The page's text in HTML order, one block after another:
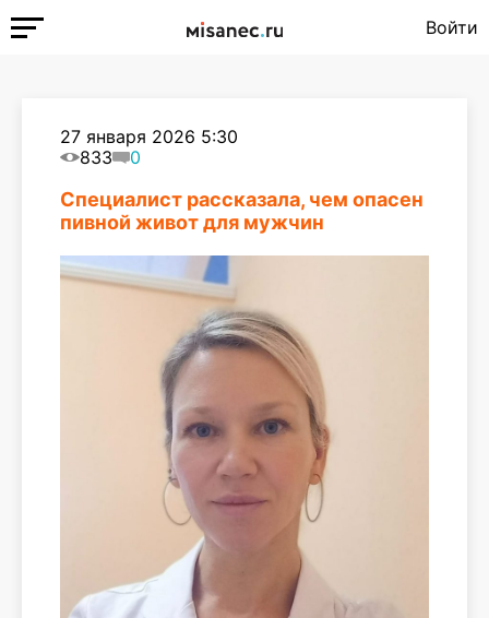
Войти
27 января 2026 5:30
833
0
Специалист рассказала, чем опасен
пивной живот для мужчин